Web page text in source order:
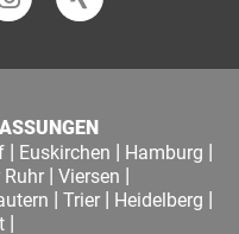
| Euskirchen | Hamburg |
| Viersen |
| Trier | Heidelberg |
|